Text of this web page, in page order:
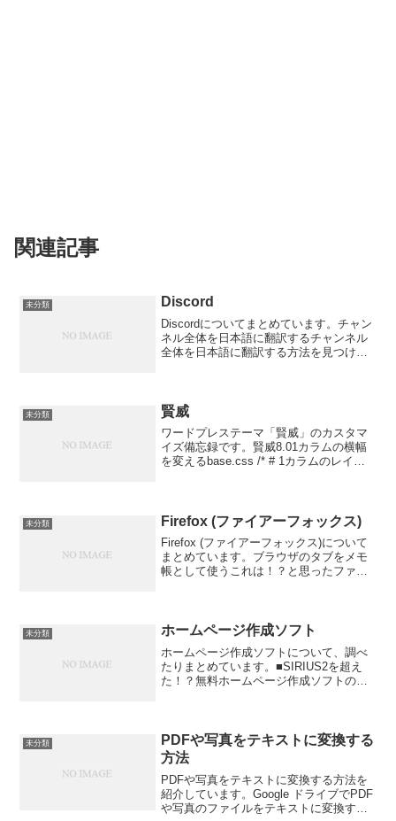
関連記事
未分類 Discord
Discordについてまとめています。チャン
ネル全体を日本語に翻訳するチャンネル
全体を日本語に翻訳する方法を見つけま
未分類 賢威
ワードプレステーマ「賢威」のカスタマ
イズ備忘録です。賢威8.01カラムの横幅
を変えるbase.css /* # 1カラムのレイア
未分類 Firefox (ファイアーフォックス)
Firefox (ファイアーフォックス)について
まとめています。ブラウザのタブをメモ
帳として使うこれは！？と思ったファイ
未分類 ホームページ作成ソフト
ホームページ作成ソフトについて、調べ
たりまとめています。■SIRIUS2を超え
た！？無料ホームページ作成ソフトの紹
未分類
PDFや写真をテキストに変換する
方法
PDFや写真をテキストに変換する方法を
紹介しています。Google ドライブでPDF
や写真のファイルをテキストに変換する